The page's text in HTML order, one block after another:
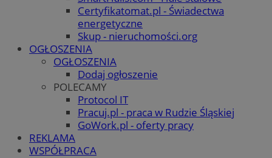
Certyfikatomat.pl - Świadectwa
energetyczne
Skup - nieruchomości.org
OGŁOSZENIA
OGŁOSZENIA
Dodaj ogłoszenie
POLECAMY
Protocol IT
Pracuj.pl - praca w Rudzie Śląskiej
GoWork.pl - oferty pracy
REKLAMA
WSPÓŁPRACA